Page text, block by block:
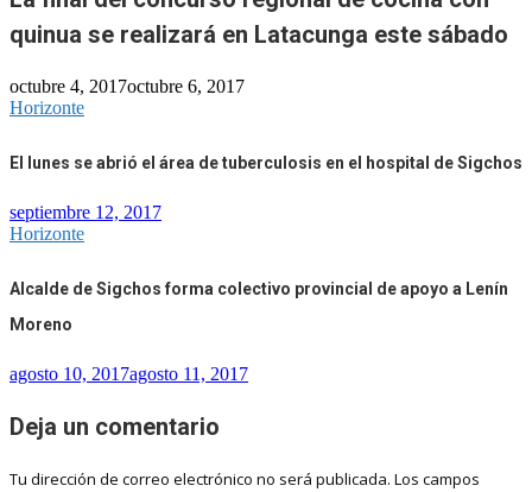
quinua se realizará en Latacunga este sábado
octubre 4, 2017octubre 6, 2017
Horizonte
El lunes se abrió el área de tuberculosis en el hospital de Sigchos
septiembre 12, 2017
Horizonte
Alcalde de Sigchos forma colectivo provincial de apoyo a Lenín
Moreno
agosto 10, 2017agosto 11, 2017
Deja un comentario
Tu dirección de correo electrónico no será publicada. Los campos